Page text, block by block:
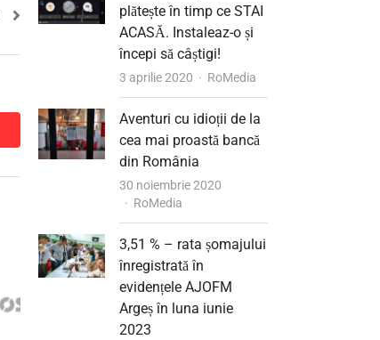
plătește în timp ce STAI
ACASĂ. Instaleaz-o și
începi să câștigi!
3 aprilie 2020 Author
RoMedia
Aventuri cu idioții de la
cea mai proastă bancă
din România
30 noiembrie 2020
Author
RoMedia
3,51 % – rata șomajului
înregistrată în
evidențele AJOFM
Argeș în luna iunie
2023